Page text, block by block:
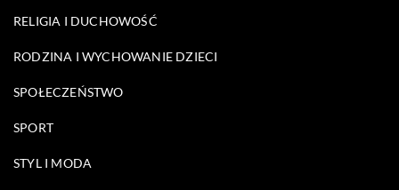
RELIGIA I DUCHOWOŚĆ
RODZINA I WYCHOWANIE DZIECI
SPOŁECZEŃSTWO
SPORT
STYL I MODA